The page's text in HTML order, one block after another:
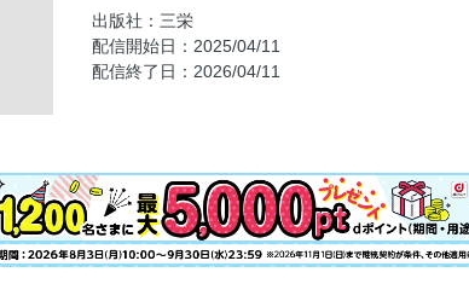
永島知洋の旅打ちでー！エンジョイ！
シン・ジジー放談
なでしこフリーランキング
月間フリーランキング
好調選手のトリセツ
出版社：三栄
配信開始日：2025/04/11
配信終了日：2026/04/11